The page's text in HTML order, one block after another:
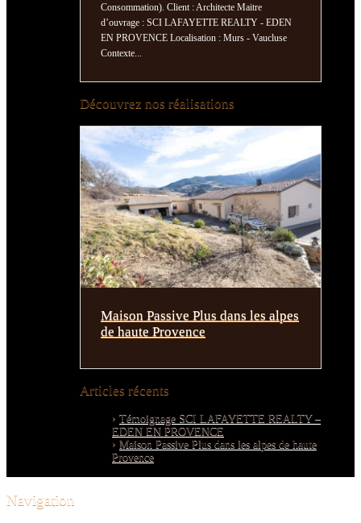
Consommation). Client : Architecte Maitre
d’ouvrage : SCI LAFAYETTE REALTY - EDEN
EN PROVENCE Localisation : Murs - Vaucluse
Contexte...
Découvrez nos réalisations
Maison Passive Plus dans les alpes
de haute Provence
Articles récents
Témoignage SCI LAFAYETTE REALTY –
EDEN EN PROVENCE
Maison Passive Plus dans les alpes de haute
Provence
Navigation